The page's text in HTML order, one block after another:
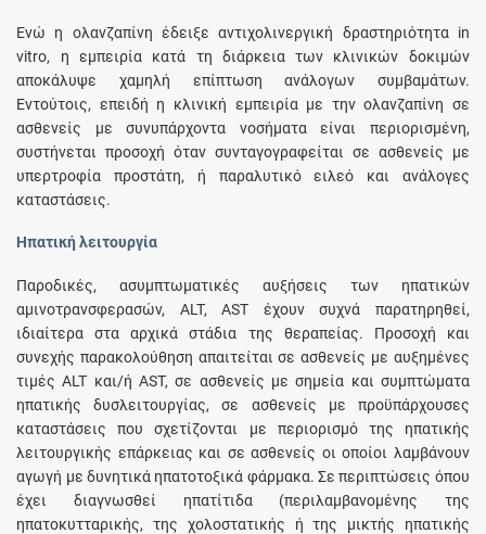
Ενώ η ολανζαπίνη έδειξε αντιχολινεργική δραστηριότητα in
vitro, η εμπειρία κατά τη διάρκεια των κλινικών δοκιμών
αποκάλυψε χαμηλή επίπτωση ανάλογων συμβαμάτων.
Εντούτοις, επειδή η κλινική εμπειρία με την ολανζαπίνη σε
ασθενείς με συνυπάρχοντα νοσήματα είναι περιορισμένη,
συστήνεται προσοχή όταν συνταγογραφείται σε ασθενείς με
υπερτροφία προστάτη, ή παραλυτικό ειλεό και ανάλογες
καταστάσεις.
Ηπατική λειτουργία
Παροδικές, ασυμπτωματικές αυξήσεις των ηπατικών
αμινοτρανσφερασών, ALT, AST έχουν συχνά παρατηρηθεί,
ιδιαίτερα στα αρχικά στάδια της θεραπείας. Προσοχή και
συνεχής παρακολούθηση απαιτείται σε ασθενείς με αυξημένες
τιμές ALT και/ή AST, σε ασθενείς με σημεία και συμπτώματα
ηπατικής δυσλειτουργίας, σε ασθενείς με προϋπάρχουσες
καταστάσεις που σχετίζονται με περιορισμό της ηπατικής
λειτουργικής επάρκειας και σε ασθενείς οι οποίοι λαμβάνουν
αγωγή με δυνητικά ηπατοτοξικά φάρμακα. Σε περιπτώσεις όπου
έχει διαγνωσθεί ηπατίτιδα (περιλαμβανομένης της
ηπατοκυτταρικής, της χολοστατικής ή της μικτής ηπατικής